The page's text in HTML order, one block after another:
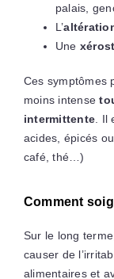
palais,
L’
Une
Ces symptômes
moins intense
intermittente .
acides, épicés
café, thé…)
Comment
Sur le long
causer de
alimentaires et